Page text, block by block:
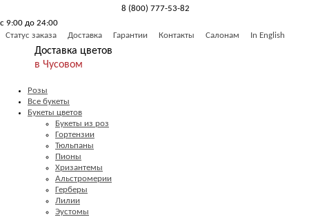
8 (800) 777-53-82
с 9:00 до 24:00
Статус заказа
Доставка Гарантии Контакты Салонам In English
Доставка цветов
в Чусовом
Розы
Все букеты
Букеты цветов
Букеты из роз
Гортензии
Тюльпаны
Пионы
Хризантемы
Альстромерии
Герберы
Лилии
Эустомы